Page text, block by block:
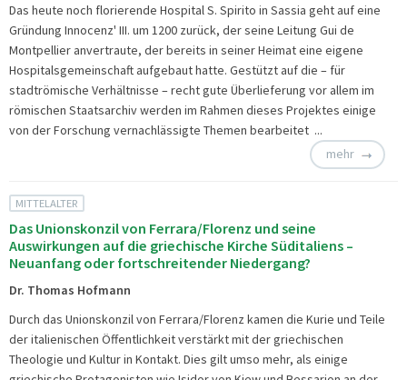
Das heute noch florierende Hospital S. Spirito in Sassia geht auf eine
Gründung Innocenz' III. um 1200 zurück, der seine Leitung Gui de
Montpellier anvertraute, der bereits in seiner Heimat eine eigene
Hospitalsgemeinschaft aufgebaut hatte. Gestützt auf die – für
stadtrömische Verhältnisse – recht gute Überlieferung vor allem im
römischen Staatsarchiv werden im Rahmen dieses Projektes einige
von der Forschung vernachlässigte Themen bearbeitet ...
mehr
MITTELALTER
Das Unionskonzil von Ferrara/Florenz und seine
Auswirkungen auf die griechische Kirche Süditaliens –
Neuanfang oder fortschreitender Niedergang?
Dr. Thomas Hofmann
Durch das Unionskonzil von Ferrara/Florenz kamen die Kurie und Teile
der italienischen Öffentlichkeit verstärkt mit der griechischen
Theologie und Kultur in Kontakt. Dies gilt umso mehr, als einige